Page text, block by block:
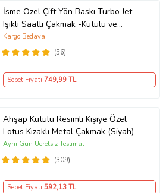
İsme Özel Çift Yön Baskı Turbo Jet
Işıklı Saatli Çakmak -Kutulu ve
Hediye Paketinde (Füme)
(56)
Kargo Bedava
Sepet Fiyatı 749,99 TL
Ahşap Kutulu Resimli Kişiye Özel
Lotus Kızaklı Metal Çakmak (Siyah)
(309)
Aynı Gün Ücretsiz Teslimat
Sepet Fiyatı 592,13 TL